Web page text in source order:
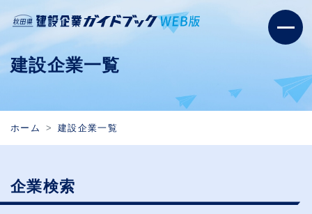
建設企業一覧
ホーム 建設企業一覧
企業検索